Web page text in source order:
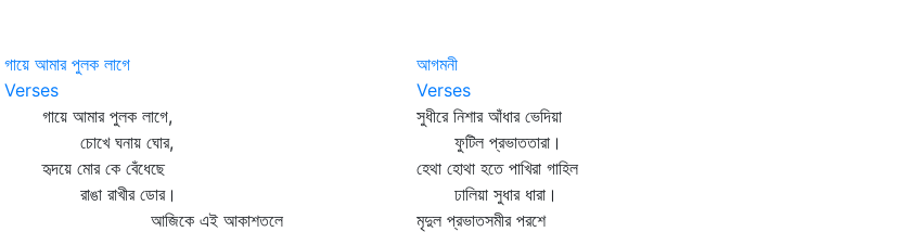
গায়ে আমার পুলক লাগে
Verses
গায়ে আমার পুলক লাগে,
চোখে ঘনায় ঘোর,
হৃদয়ে মোর কে বেঁধেছে
রাঙা রাখীর ডোর।
আজিকে এই আকাশতলে
আগমনী
Verses
সুধীরে নিশার আঁধার ভেদিয়া
ফুটিল প্রভাততারা।
হেথা হোথা হতে পাখিরা গাহিল
ঢালিয়া সুধার ধারা।
মৃদুল প্রভাতসমীর পরশে